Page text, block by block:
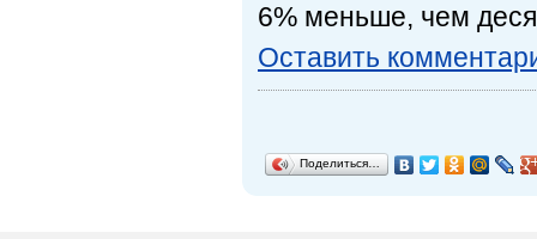
6% меньше, чем
Оставить
Поделиться…